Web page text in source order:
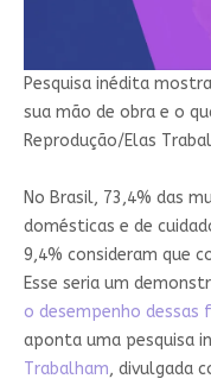
Pesquisa inédita
sua mão de obra e o
Reprodução/Elas
No Brasil, 73,4% das
domésticas e de
9,4% consideram que
Esse seria um
o desempenho
aponta uma pesquisa
Trabalham, divulgada